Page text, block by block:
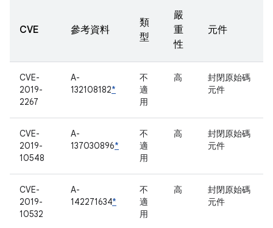
CVE 參考資料
類
型
嚴
重
性
元件
CVE-
2019-
2267
A-
132108182*
不
適
用
高
封閉原始碼
元件
CVE-
2019-
10548
A-
137030896*
不
適
用
高
封閉原始碼
元件
CVE-
2019-
10532
A-
142271634*
不
適
用
高
封閉原始碼
元件